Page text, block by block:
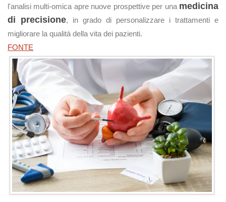
l'analisi multi-omica apre nuove prospettive per una medicina
di precisione, in grado di personalizzare i trattamenti e
migliorare la qualità della vita dei pazienti.
FONTE